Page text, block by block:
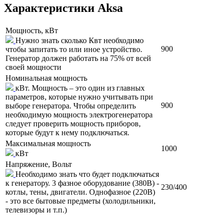
Характеристики Aksa
Мощность, кВт
Нужно знать сколько Квт необходимо
чтобы запитать то или иное устройство.
Генератор должен работать на 75% от всей
своей мощности
900
Номинальная мощность
кВт. Мощность – это один из главных
параметров, которые нужно учитывать при
выборе генератора. Чтобы определить
необходимую мощность электрогенератора
следует проверить мощность приборов,
которые будут к нему подключаться.
900
Максимальная мощность
кВт
1000
Напряжение, Вольт
Необходимо знать что будет подключаться
к генератору. 3 фазное оборудование (380В) -
котлы, тены, двигатели. Однофазное (220В)
- это все бытовые предметы (холодильники,
телевизоры и т.п.)
230/400